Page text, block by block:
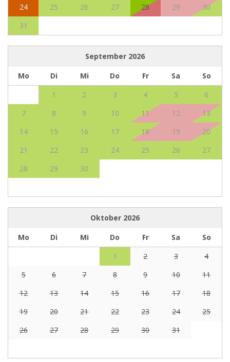
24
25 26 27 28 29
30
31
September 2026
Mo
Di Mi Do Fr Sa
So
1
2 3 4 5
6
7
8 9 10 11 12
13
14
15 16 17 18 19
20
21
22 23 24 25 26
27
28
29 30
Oktober 2026
Mo
Di Mi Do Fr Sa
So
1
2 3
4
5
6 7 8 9 10
11
12
13 14 15 16 17
18
19
20 21 22 23 24
25
26
27 28 29 30 31